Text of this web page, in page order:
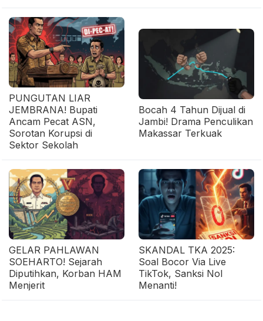
PUNGUTAN LIAR
JEMBRANA! Bupati
Ancam Pecat ASN,
Sorotan Korupsi di
Sektor Sekolah
Bocah 4 Tahun Dijual di
Jambi! Drama Penculikan
Makassar Terkuak
GELAR PAHLAWAN
SOEHARTO! Sejarah
Diputihkan, Korban HAM
Menjerit
SKANDAL TKA 2025:
Soal Bocor Via Live
TikTok, Sanksi Nol
Menanti!